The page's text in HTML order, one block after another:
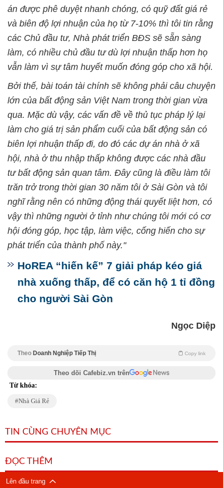
án được phê duyệt nhanh chóng, có quỹ đất giá rẻ
và biên độ lợi nhuận của họ từ 7-10% thì tôi tin rằng
các Chủ đầu tư, Nhà phát triển BĐS sẽ sẵn sàng
làm, có nhiều chủ đầu tư dù lợi nhuận thấp hơn họ
vẫn làm vì sự tâm huyết muốn đóng góp cho xã hội.
Bởi thế, bài toán tài chính sẽ không phải câu chuyện
lớn của bất động sản Việt Nam trong thời gian vừa
qua. Mặc dù vậy, các vấn đề về thủ tục pháp lý lại
làm cho giá trị sản phẩm cuối của bất động sản có
biên lợi nhuận thấp đi, do đó các dự án nhà ở xã
hội, nhà ở thu nhập thấp không được các nhà đầu
tư bất động sản quan tâm. Đây cũng là điều làm tôi
trăn trở trong thời gian 30 năm tôi ở Sài Gòn và tôi
nghĩ rằng nên có những động thái quyết liệt hơn, có
vậy thì những người ở tỉnh như chúng tôi mới có cơ
hội đóng góp, học tập, làm việc, cống hiến cho sự
phát triển của thành phố này."
HoREA “hiến kế” 7 giải pháp kéo giá
nhà xuống thấp, để có căn hộ 1 tỉ đồng
cho người Sài Gòn
Ngọc Diệp
Theo Doanh Nghiệp Tiếp Thị Copy link
Theo dõi Cafebiz.vn trên
Từ khóa:
Nhà Giá Rẻ
TIN CÙNG CHUYÊN MỤC
ĐỌC THÊM
Lên đầu trang